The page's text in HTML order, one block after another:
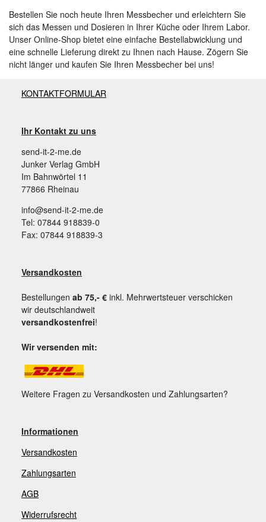
Bestellen Sie noch heute Ihren Messbecher und erleichtern Sie
sich das Messen und Dosieren in Ihrer Küche oder Ihrem Labor.
Unser Online-Shop bietet eine einfache Bestellabwicklung und
eine schnelle Lieferung direkt zu Ihnen nach Hause. Zögern Sie
nicht länger und kaufen Sie Ihren Messbecher bei uns!
KONTAKTFORMULAR
Ihr Kontakt zu uns
send-it-2-me.de
Junker Verlag GmbH
Im Bahnwörtel 11
77866 Rheinau
info@send-it-2-me.de
Tel: 07844 918839-0
Fax: 07844 918839-3
Versandkosten
Bestellungen ab 75,- € inkl. Mehrwertsteuer verschicken
wir deutschlandweit
versandkostenfrei!
Wir versenden mit:
Weitere Fragen zu Versandkosten und Zahlungsarten?
Informationen
Versandkosten
Zahlungsarten
AGB
Widerrufsrecht